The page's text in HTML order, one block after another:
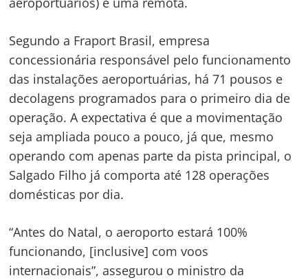
Segundo a Fraport Brasil, empresa
concessionária responsável pelo funcionamento
das instalações aeroportuárias, há 71 pousos e
decolagens programados para o primeiro dia de
operação. A expectativa é que a movimentação
seja ampliada pouco a pouco, já que, mesmo
operando com apenas parte da pista principal, o
Salgado Filho já comporta até 128 operações
domésticas por dia.
“Antes do Natal, o aeroporto estará 100%
funcionando, [inclusive] com voos
internacionais”, assegurou o ministro da